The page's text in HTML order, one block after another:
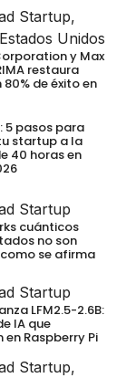
Startup,
Unidos
y Max
restaura
80% de éxito en
5 pasos para
startup a la
40 horas en
Startup
cuánticos
no son
se afirma
Startup
LFM2.5-2.6B:
IA que
en Raspberry Pi
Startup,